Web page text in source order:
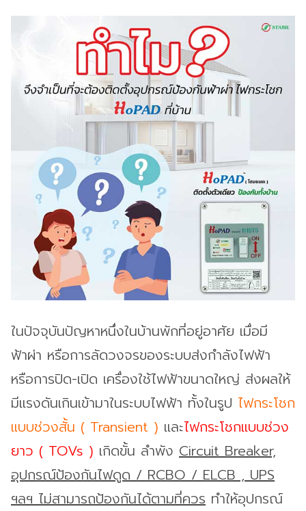
ในปัจจุบันปัญหาหนึ่งในบ้านพักที่อยู่อาศัย เมื่อมี
ฟ้าผ่า หรือการลัดวงจรของระบบส่งกำลังไฟฟ้า
หรือการปิด-เปิด เครื่องใช้ไฟฟ้าขนาดใหญ่ ส่งผลให้
มีแรงดันเกินเข้ามาในระบบไฟฟ้า ทั้งในรูป ไฟกระโชก
แบบช่วงสั้น ( Transient ) และไฟกระโชกแบบช่วง
ยาว ( TOVs ) เกิดขั้น ลำพัง Circuit Breaker,
อุปกรณ์ป้องกันไฟดูด / RCBO / ELCB , UPS
ฯลฯ ไม่สามารถป้องกันได้ตามที่ควร ทำให้อุปกรณ์